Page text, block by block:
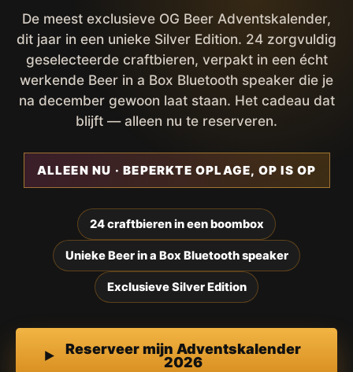
De meest exclusieve OG Beer Adventskalender,
dit jaar in een unieke Silver Edition. 24 zorgvuldig
geselecteerde craftbieren, verpakt in een écht
werkende Beer in a Box Bluetooth speaker die je
na december gewoon laat staan. Het cadeau dat
blijft — alleen nu te reserveren.
ALLEEN NU · BEPERKTE OPLAGE, OP IS OP
24 craftbieren in een boombox
Unieke Beer in a Box Bluetooth speaker
Exclusieve Silver Edition
Reserveer mijn Adventskalender
2026